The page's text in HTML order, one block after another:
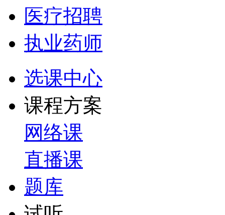
医疗招聘
执业药师
选课中心
课程方案
网络课
直播课
题库